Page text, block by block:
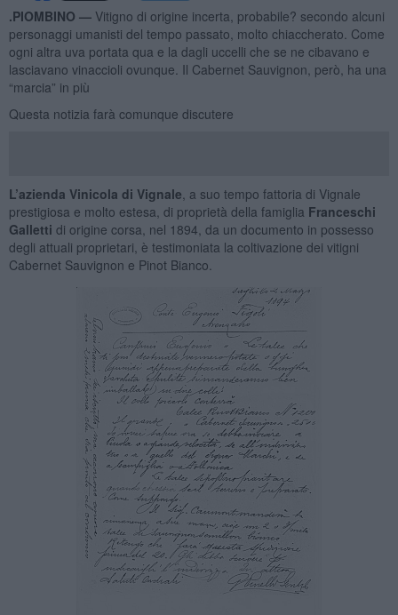
.PIOMBINO — Vitigno di origine incerta, probabile? secondo alcuni
personaggi umanisti del tempo passato, molto chiaccherato. Come
ogni altra uva portata qua e la dagli uccelli che se ne cibavano e
lasciavano vinaccioli ovunque. Il Cabernet Sauvignon, però, ha una
“marcia” in più
Questa notizia farà comunque discutere
L’azienda Vinicola di Vignale , a suo tempo fattoria di Vignale
prestigiosa e molto estesa, di proprietà della famiglia Franceschi
Galletti di origine corsa, nel 1894, da un documento in possesso
degli attuali proprietari, è testimoniata la coltivazione dei vitigni
Cabernet Sauvignon e Pinot Bianco.